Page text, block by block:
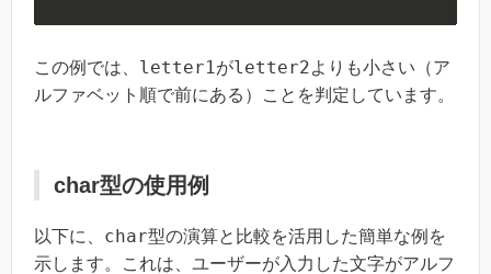
この例では、 letter1がletter2よりも小さい（ア
ルファベット順で前にある）ことを判定しています。
char型の使用例
以下に、 char型の演算と比較を活用した簡単な例を
示します。これは、ユーザーが入力した文字がアルフ